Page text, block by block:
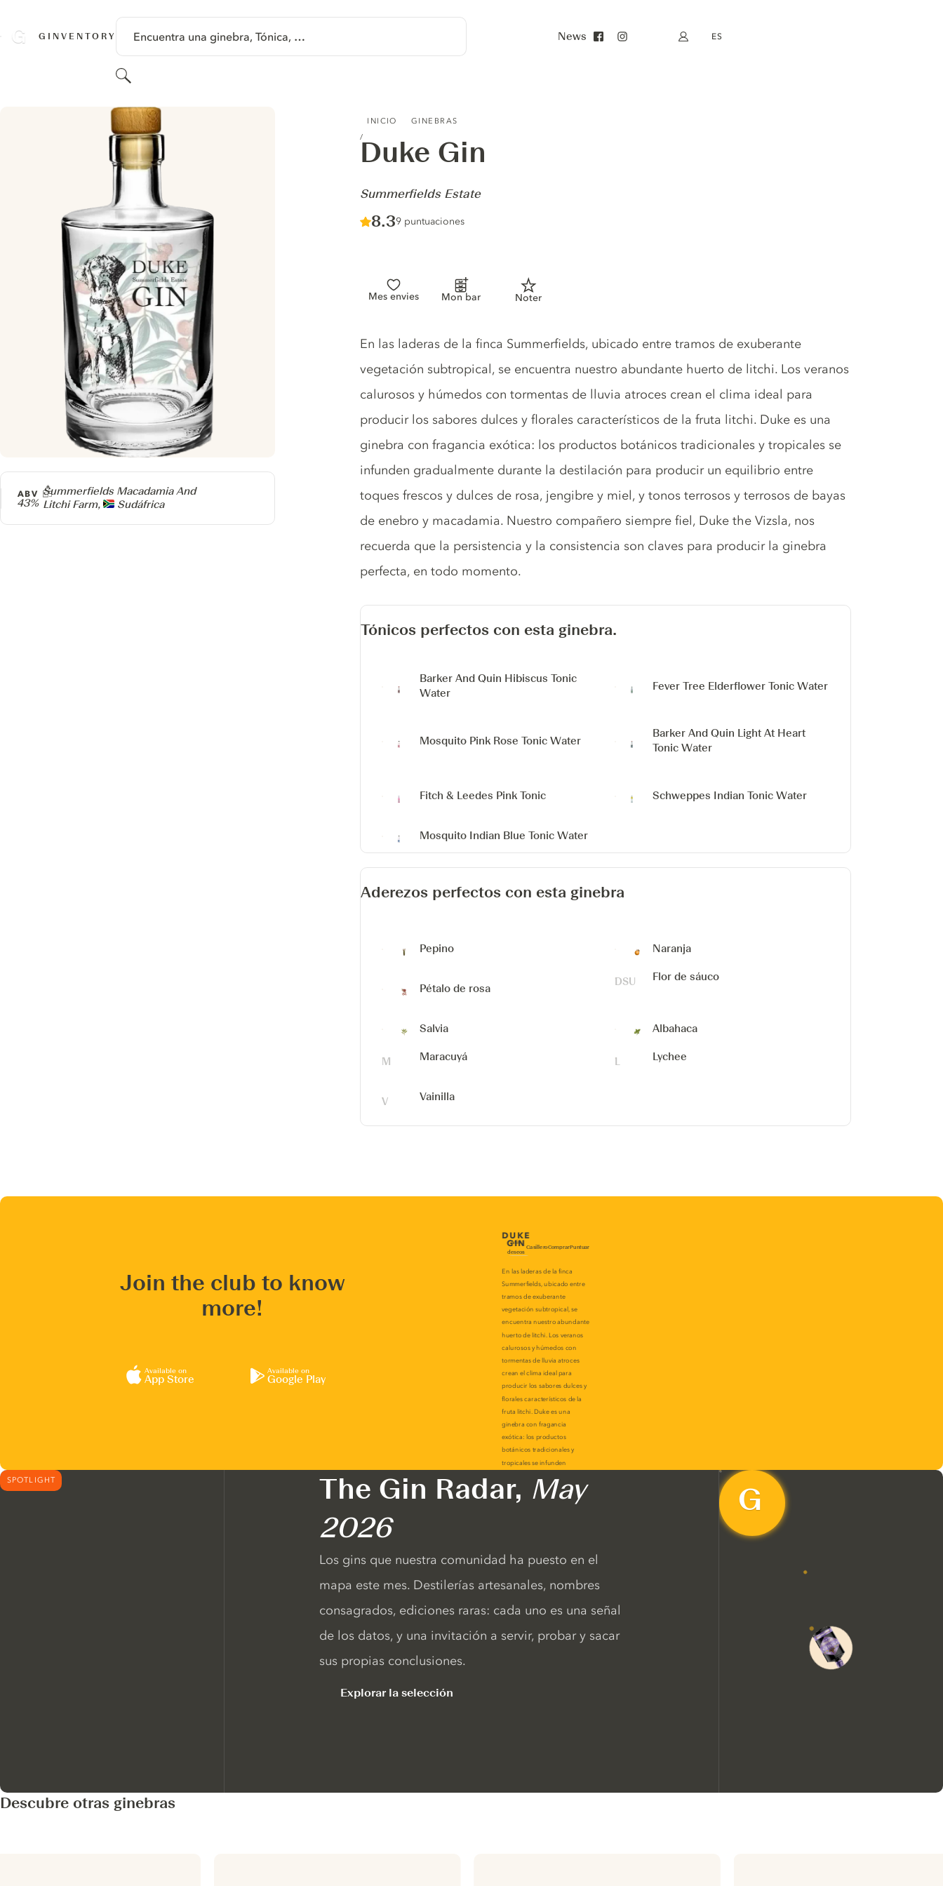
GINVENTORY Encuentra una ginebra, Tónica, …
Buscar
News Mi cuenta
ES
INICIO GINEBRAS
Duke Gin
-
Summerfields Estate
Score :
8.3/ 10
9 puntuaciones
Mes envies Mon bar Noter
Producer
Summerfields Macadamia And
Litchi Farm,
Sudáfrica
ABV
43%
Gin description
En las laderas de la finca Summerfields, ubicado entre tramos de exuberante
vegetación subtropical, se encuentra nuestro abundante huerto de litchi. Los veranos
calurosos y húmedos con tormentas de lluvia atroces crean el clima ideal para
producir los sabores dulces y florales característicos de la fruta litchi. Duke es una
ginebra con fragancia exótica: los productos botánicos tradicionales y tropicales se
infunden gradualmente durante la destilación para producir un equilibrio entre
toques frescos y dulces de rosa, jengibre y miel, y tonos terrosos y terrosos de bayas
de enebro y macadamia. Nuestro compañero siempre fiel, Duke the Vizsla, nos
recuerda que la persistencia y la consistencia son claves para producir la ginebra
perfecta, en todo momento.
Tónicos perfectos con esta ginebra.
Barker And Quin Hibiscus Tonic
Water
Fever Tree Elderflower Tonic Water
Mosquito Pink Rose Tonic Water
Barker And Quin Light At Heart
Tonic Water
Fitch & Leedes Pink Tonic Schweppes Indian Tonic Water
Mosquito Indian Blue Tonic Water
Aderezos perfectos con esta ginebra
Pepino Naranja
Pétalo de rosa
Flor de sáuco
Salvia Albahaca
Maracuyá Lychee
Vainilla
Join the club to know
more!
Available on
App Store
Available on
Google Play
SPOTLIGHT The Gin Radar, May
2026
Los gins que nuestra comunidad ha puesto en el
mapa este mes. Destilerías artesanales, nombres
consagrados, ediciones raras: cada uno es una señal
de los datos, y una invitación a servir, probar y sacar
sus propias conclusiones.
Explorar la selección
Descubre otras ginebras